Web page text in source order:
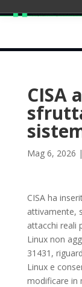
CISA
Mag 6, 2026 |
CISA ha
attivamente,
attacchi reali
Linux non
31431,
Linux e
modificare